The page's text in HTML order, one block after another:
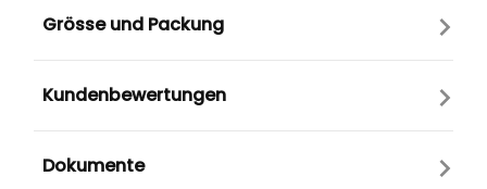
Grösse und Packung
Kundenbewertungen
Dokumente